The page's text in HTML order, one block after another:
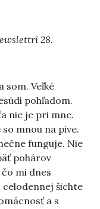
28.
som. Veľké
pohľadom.
nie je pri mne.
mnou na pive.
funguje. Nie
pohárov
čo mi dnes
šichte
a s